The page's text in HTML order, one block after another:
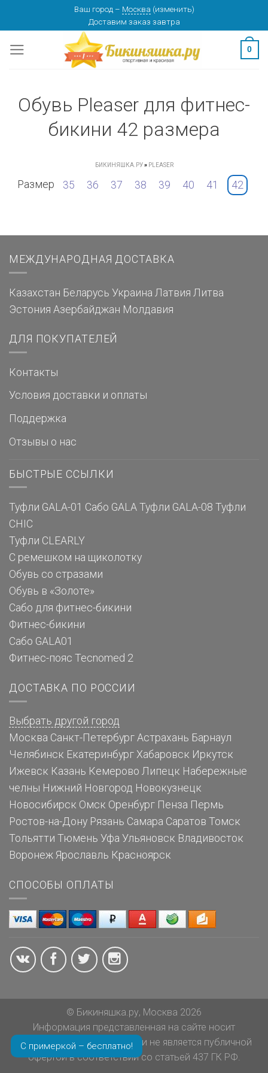
content
Ваш город – Москва (изменить)
Доставим заказ завтра
0
Обувь Pleaser для фитнес-
бикини 42 размера
БИКИНЯШКА.РУ» PLEASER
Размер 35 36 37 38 39 40 41 42
МЕЖДУНАРОДНАЯ ДОСТАВКА
Казахстан Беларусь Украина Латвия Литва
Эстония Азербайджан Молдавия
ДЛЯ ПОКУПАТЕЛЕЙ
Контакты
Условия доставки и оплаты
Поддержка
Отзывы о нас
БЫСТРЫЕ ССЫЛКИ
Туфли GALA-01 Сабо GALA Туфли GALA-08 Туфли
CHIC
Туфли CLEARLY
С ремешком на щиколотку
Обувь со стразами
Обувь в «Золоте»
Сабо для фитнес-бикини
Фитнес-бикини
Сабо GALA01
Фитнес-пояс Tecnomed 2
ДОСТАВКА ПО РОССИИ
Выбрать другой город
Москва Санкт-Петербург Астрахань Барнаул
Челябинск Екатеринбург Хабаровск Иркутск
Ижевск Казань Кемерово Липецк Набережные
челны Нижний Новгород Новокузнецк
Новосибирск Омск Оренбург Пенза Пермь
Ростов-на-Дону Рязань Самара Саратов Томск
Тольятти Тюмень Уфа Ульяновск Владивосток
Воронеж Ярославль Красноярск
СПОСОБЫ ОПЛАТЫ
С примеркой – бесплатно!
© Бикиняшка.ру, Москва 2026
Информация представленная на сайте носит
ознакомительный характер и не является публичной
офертой в соответствии со статьей 437 ГК РФ.